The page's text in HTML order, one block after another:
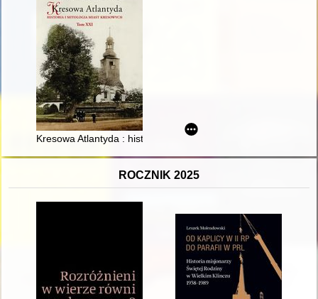
Kresowa Atlantyda : historia i mitologia miast kresowych. T. 21,
ROCZNIK 2025